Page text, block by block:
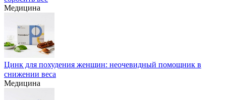
Медицина
Цинк для похудения женщин: неочевидный помощник в
снижении веса
Медицина